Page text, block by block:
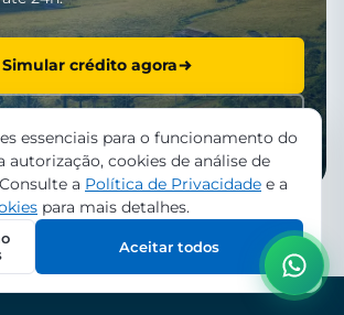
Simular crédito agora
essenciais para o funcionamento do
autorização, cookies de análise de
a Política de Privacidade e a
para mais detalhes.
Aceitar todos